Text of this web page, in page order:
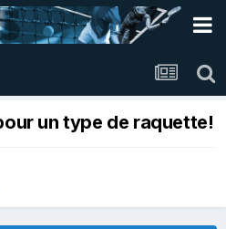
un type de raquette!